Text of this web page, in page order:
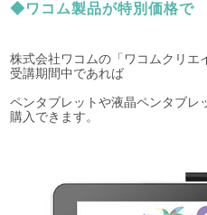
◆ワコム製品が特別価格で
株式会社ワコムの「ワコムクリエ
受講期間中であれば
ペンタブレットや液晶ペンタブレ
購入できます。